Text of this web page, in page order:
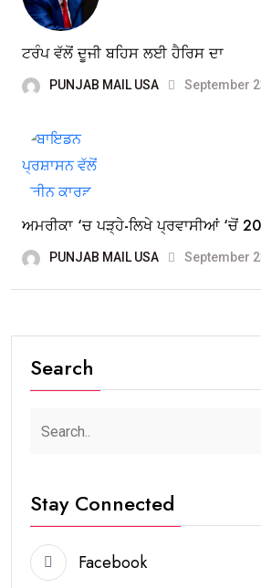
ਟਰੰਪ ਵੱਲੋਂ ਦੂਜੀ ਬਹਿਸ ਲਈ ਹੈਰਿਸ ਦਾ
PUNJAB MAIL USA September
ਅਮਰੀਕਾ ‘ਚ ਪੜ੍ਹੇ-ਲਿਖੇ ਪ੍ਰਵਾਸੀਆਂ ‘ਚੋਂ
PUNJAB MAIL USA September
Search
Stay Connected
Facebook